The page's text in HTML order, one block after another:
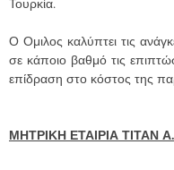
Τουρκία.
Ο Ομιλος καλύπτει τις
σε κάποιο βαθμό τις
επίδραση στο κόστος της
ΜΗΤΡΙΚΗ ΕΤΑΙΡΙΑ ΤΙΤΑΝ